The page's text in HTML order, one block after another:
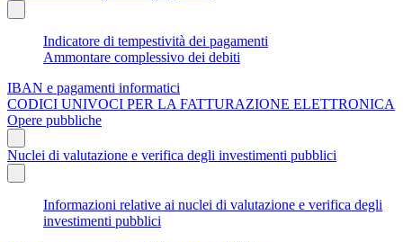
Indicatore di tempestività dei pagamenti
Ammontare complessivo dei debiti
IBAN e pagamenti informatici
CODICI UNIVOCI PER LA FATTURAZIONE ELETTRONICA
Opere pubbliche
Nuclei di valutazione e verifica degli investimenti pubblici
Informazioni relative ai nuclei di valutazione e verifica degli
investimenti pubblici